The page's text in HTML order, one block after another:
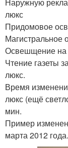
люкс
Придомовое
Магистральное
Освешщение на
Чтение газеты
люкс.
Время
люкс (ещё
мин.
Пример
марта 2012 года.